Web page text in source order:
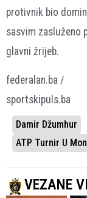
protivnik bio
sasvim zasluženo
glavni žrijeb.
federalan.ba /
sportskipuls.ba
Damir Džumhur
ATP Turnir U
VEZANE